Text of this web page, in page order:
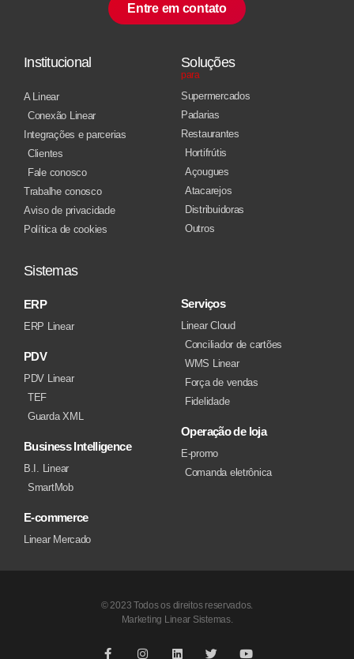
Entre em contato
Institucional
A Linear
Conexão Linear
Integrações e parcerias
Clientes
Fale conosco
Trabalhe conosco
Aviso de privacidade
Política de cookies
Soluções
para
Supermercados
Padarias
Restaurantes
Hortifrútis
Açougues
Atacarejos
Distribuidoras
Outros
Sistemas
ERP
ERP Linear
PDV
PDV Linear
TEF
Guarda XML
Business Intelligence
B.I. Linear
SmartMob
E-commerce
Linear Mercado
Serviços
Linear Cloud
Conciliador de cartões
WMS Linear
Força de vendas
Fidelidade
Operação de loja
E-promo
Comanda eletrônica
© 2023 Todos os direitos reservados.
Marketing Linear Sistemas.